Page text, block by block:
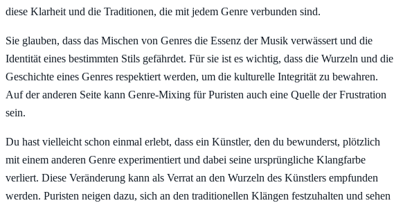
diese Klarheit und die Traditionen, die mit jedem Genre verbunden sind.
Sie glauben, dass das Mischen von Genres die Essenz der Musik verwässert und die
Identität eines bestimmten Stils gefährdet. Für sie ist es wichtig, dass die Wurzeln und die
Geschichte eines Genres respektiert werden, um die kulturelle Integrität zu bewahren.
Auf der anderen Seite kann Genre-Mixing für Puristen auch eine Quelle der Frustration
sein.
Du hast vielleicht schon einmal erlebt, dass ein Künstler, den du bewunderst, plötzlich
mit einem anderen Genre experimentiert und dabei seine ursprüngliche Klangfarbe
verliert. Diese Veränderung kann als Verrat an den Wurzeln des Künstlers empfunden
werden. Puristen neigen dazu, sich an den traditionellen Klängen festzuhalten und sehen